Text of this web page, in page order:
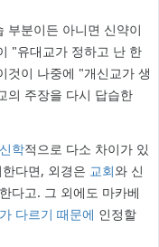
부분이든 아니면 신약이
"유대교가 정하고 난 한
것이 나중에 "개신교가 생
의 주장을 다시 답습한
신학적으로 다소 차이가 있
다면, 외경은 교회와 신
다고. 그 외에도 마카베
다르기 때문에 인정할